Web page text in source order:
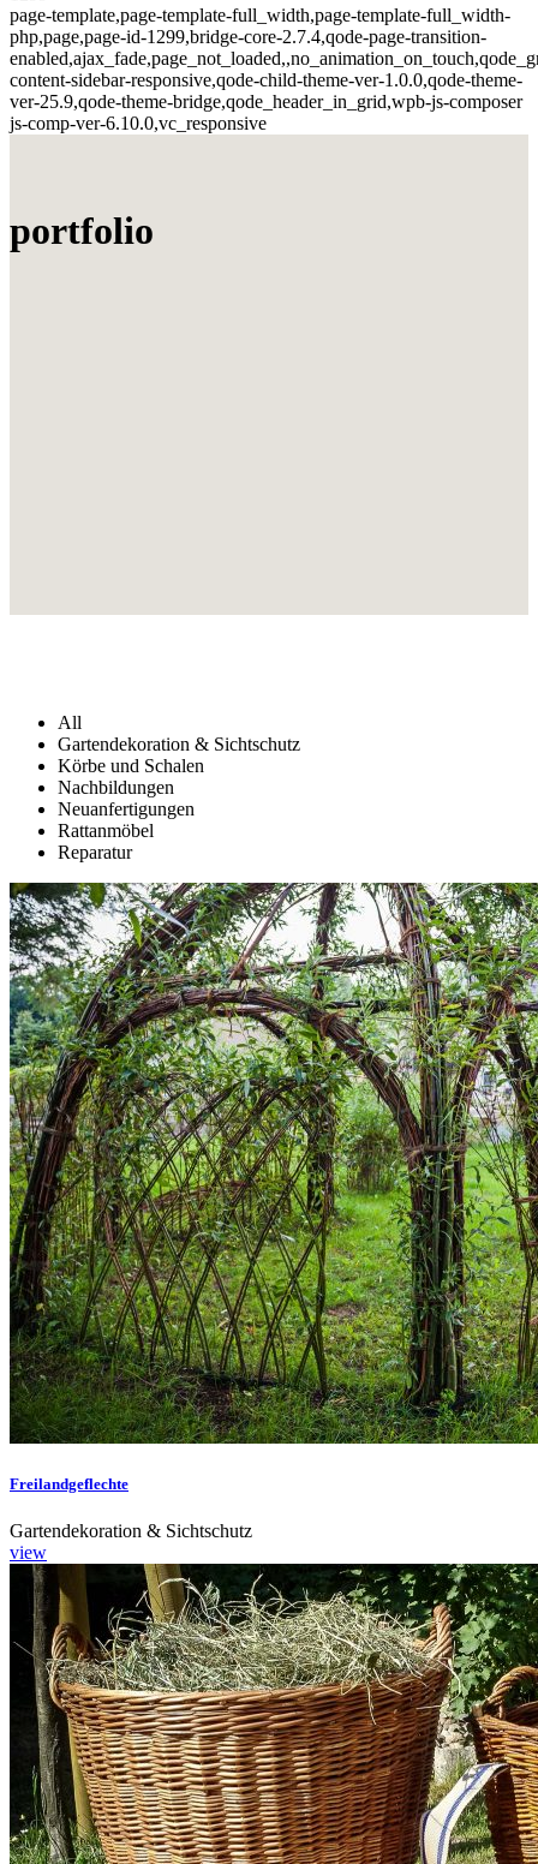
page-template,page-template-full_width,page-template-full_width-
php,page,page-id-1299,bridge-core-2.7.4,qode-page-transition-
content-sidebar-responsive,qode-child-theme-ver-1.0.0,qode-theme-
ver-25.9,qode-theme-bridge,qode_header_in_grid,wpb-js-composer
js-comp-ver-6.10.0,vc_responsive
portfolio
All
Gartendekoration & Sichtschutz
Körbe und Schalen
Nachbildungen
Neuanfertigungen
Rattanmöbel
Reparatur
Freilandgeflechte
Gartendekoration & Sichtschutz
view